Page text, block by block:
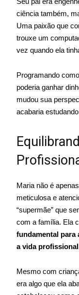
ciência também,
Uma paixão que
trouxe um
vez quando ela
Programando
poderia ganhar
mudou sua
acabaria
Maria não é
meticulosa e
“supermãe” que
com a família. Ela
fundamental para
a vida
Mesmo com
era algo que ela